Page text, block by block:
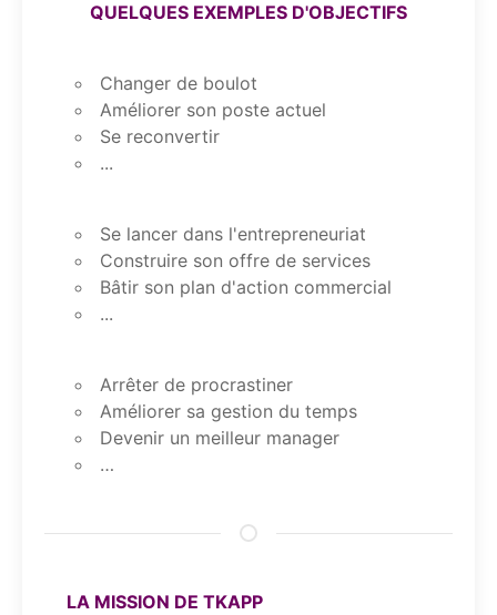
QUELQUES EXEMPLES D'OBJECTIFS
Changer de boulot
Améliorer son poste actuel
Se reconvertir
...
Se lancer dans l'entrepreneuriat
Construire son offre de services
Bâtir son plan d'action commercial
...
Arrêter de procrastiner
Améliorer sa gestion du temps
Devenir un meilleur manager
…
LA MISSION DE TKAPP